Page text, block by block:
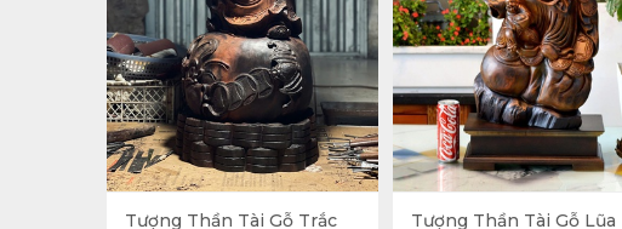
Tượng Thần Tài Gỗ Trắc
Tượng Thần Tài Gỗ Lũa